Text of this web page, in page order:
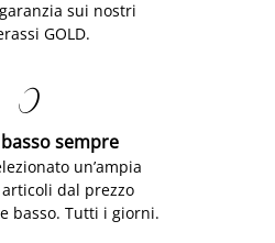
sui nostri
GOLD.

sempre
un’ampia
dal prezzo
basso. Tutti i giorni.